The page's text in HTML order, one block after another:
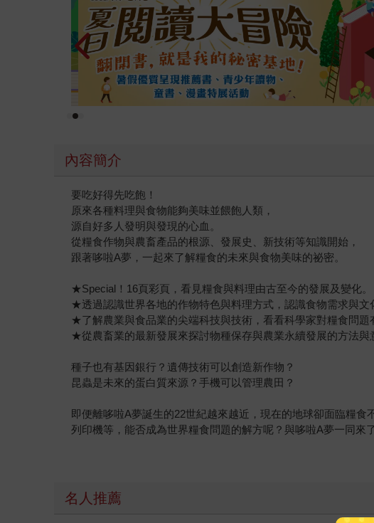
內容簡介
要吃好得先吃飽！
原來各種料理與食物能夠美味並餵飽人類，
源自好多人發明與發現的心血。
從糧食作物與農畜產品的根源、發展史、新技術等知識開始，
跟著哆啦A夢，一起來了解糧食的未來與食物美味的祕密。
★Special！16頁彩頁，看見糧食與料理由古至今的發展及變化。
★透過認識世界各地的作物特色與料理方式，認識食物需求與文
★了解農業與食品業的尖端科技與技術，看看科學家對糧食問題
★從農畜業的最新發展來探討物種保存與農業永續發展的方法與
種子也有基因銀行？遺傳技術可以創造新作物？
昆蟲是未來的蛋白質來源？手機可以管理農田？
即便離哆啦A夢誕生的22世紀越來越近，現在的地球卻面臨糧
列印機等，能否成為世界糧食問題的解方呢？與哆啦A夢一同來
名人推薦